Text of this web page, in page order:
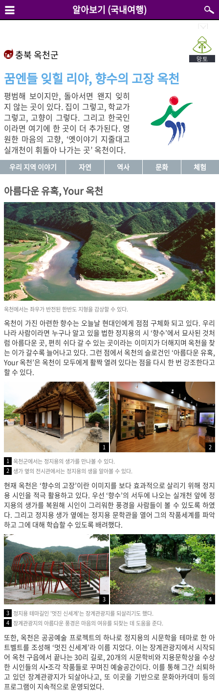
알아보기 (국내여행)
충북 옥천군
꿈엔들 잊힐 리야, 향수의 고장 옥천
평범해 보이지만, 돌아서면 왠지 잊히
지 않는 곳이 있다. 집이 그렇고, 학교가
그렇고, 고향이 그렇다. 그리고 한국인
이라면 여기에 한 곳이 더 추가된다. 영
원한 마음의 고향, ‘옛이야기 지줄대고
실개천이 휘돌아 나가는 곳’ 옥천이다.
우리 지역 이야기 자연 역사 문화 체험
아름다운 유혹, Your 옥천
옥천에서는 좌우가 반전된 한반도 지형을 감상할 수 있다.
옥천이 가진 아련한 향수는 오늘날 현대인에게 점점 구체화 되고 있다. 우리
나라 사람이라면 누구나 알고 있을 법한 정지용의 시 ‘향수’에서 묘사된 것처
럼 아름다운 곳, 편히 쉬다 갈 수 있는 곳이라는 이미지가 더해지며 옥천을 찾
는 이가 갈수록 늘어나고 있다. 그런 점에서 옥천의 슬로건인 ‘아름다운 유혹,
Your 옥천’은 옥천이 모두에게 활짝 열려 있다는 점을 다시 한 번 강조한다고
할 수 있다.
1
2
1 옥천군에서는 정지용의 생가를 만나볼 수 있다.
2 생가 옆의 전시관에서는 정지용의 생을 알아볼 수 있다.
현재 옥천은 ‘향수의 고장’이란 이미지를 보다 효과적으로 살리기 위해 정지
용 시인을 적극 활용하고 있다. 우선 ‘향수’의 서두에 나오는 실개천 앞에 정
지용의 생가를 복원해 시인이 그리워한 풍경을 사람들이 볼 수 있도록 하였
다. 그리고 정지용 생가 옆에는 정지용 문학관을 열어 그의 작품세계를 파악
하고 그에 대해 학습할 수 있도록 배려했다.
3
4
3 정지용 테마길인 '멋진 신세계'는 장계관광지를 되살리기도 했다.
4 장계관광지의 아름다운 풍경은 마음의 여유를 되찾는 데 도움을 준다.
또한, 옥천은 공공예술 프로젝트의 하나로 정지용의 시문학을 테마로 한 아
트벨트를 조성해 ‘멋진 신세계’라 이름 지었다. 이는 장계관광지에서 시작되
어 옥천 구읍에서 끝나는 30리 길로, 20개의 시문학비와 지용문학상을 수상
한 시인들의 시•조각 작품들로 꾸며진 예술공간이다. 이를 통해 그간 쇠퇴하
고 있던 장계관광지가 되살아나고, 또 이곳을 기반으로 문화아카데미 등의
프로그램이 지속적으로 운영되었다.